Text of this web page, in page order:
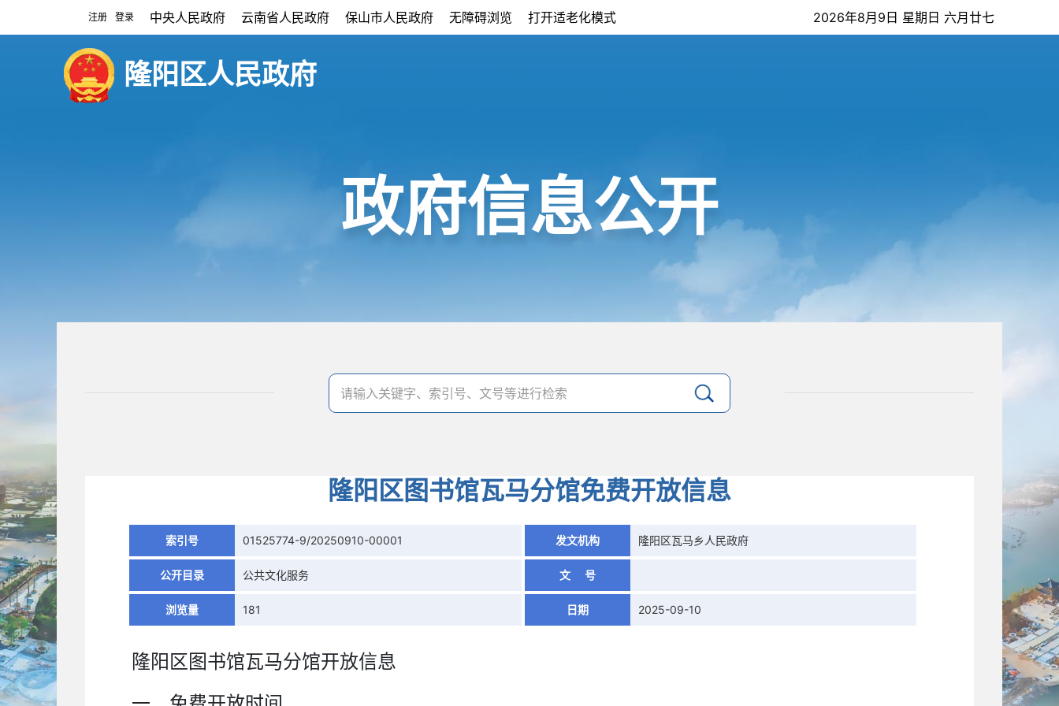
注册 登录 中央人民政府 云南省人民政府 保山市人民政府 无障碍浏览 打开适老化模式 2026年8月9日 星期日 六月廿七
隆阳区人民政府
政府信息公开
隆阳区图书馆瓦马分馆免费开放信息
索引号 01525774-9/20250910-00001 发文机构 隆阳区瓦马乡人民政府
公开目录 公共文化服务 文 号
浏览量 181 日期 2025-09-10
隆阳区图书馆瓦马分馆开放信息